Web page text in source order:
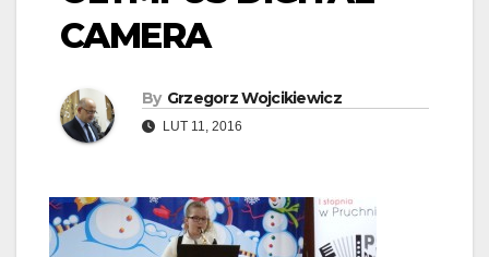
CAMERA
By Grzegorz Wojcikiewicz
LUT 11, 2016